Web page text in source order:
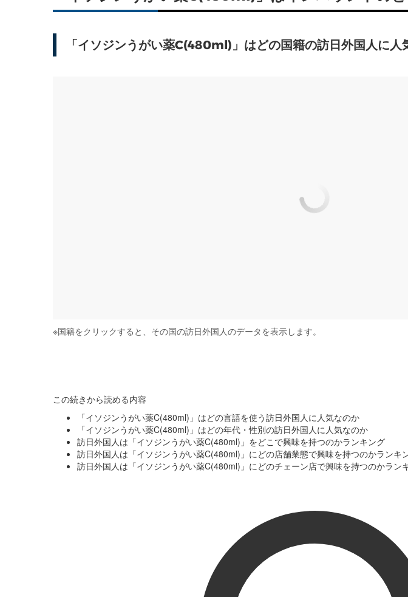
「イソジンうがい薬C(480ml)」はどの国籍の訪日外国人に人
※国籍をクリックすると、その国の訪日外国人のデータを表示します。
この続きから読める内容
「イソジンうがい薬C(480ml)」はどの言語を使う訪日外国人に人気なのか
「イソジンうがい薬C(480ml)」はどの年代・性別の訪日外国人に人気なのか
訪日外国人は「イソジンうがい薬C(480ml)」をどこで興味を持つのかランキング
訪日外国人は「イソジンうがい薬C(480ml)」にどの店舗業態で興味を持つのかランキ
訪日外国人は「イソジンうがい薬C(480ml)」にどのチェーン店で興味を持つのかラン